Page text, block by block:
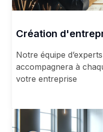
Création
Notre équipe
accompagnera à
votre entreprise